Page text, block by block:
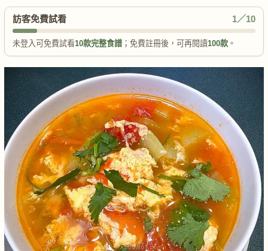
訪客免費試看 1／10
未登入可免費試看10款完整食譜 ；免費註冊後，可再閱讀100款 。